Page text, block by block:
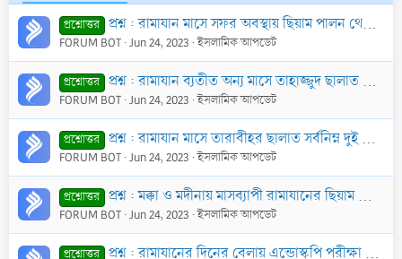
প্রশ্নোত্তর প্রশ্ন : রামাযান মাসে সফর অবস্থায় ছিয়াম পালন থেকে বিরত থাকা যরূরী কি?
FORUM BOT Jun 24, 2023 ইসলামিক আপডেট
প্রশ্নোত্তর প্রশ্ন : রামাযান ব্যতীত অন্য মাসে তাহাজ্জুদ ছালাত নিয়মিতভাবে জামা‘আতের সাথে আদায় করা যাবে কি?
FORUM BOT Jun 24, 2023 ইসলামিক আপডেট
প্রশ্নোত্তর প্রশ্ন : রামাযান মাসে তারাবীহর ছালাত সর্বনিম্ন দুই রাক‘আত পড়া যাবে কি?
FORUM BOT Jun 24, 2023 ইসলামিক আপডেট
প্রশ্নোত্তর প্রশ্ন : মক্কা ও মদীনায় মাসব্যাপী রামাযানের ছিয়াম পালন করার বিশেষ কোন ফযীলত আছে কি?
FORUM BOT Jun 24, 2023 ইসলামিক আপডেট
প্রশ্নোত্তর প্রশ্ন : রামাযানের দিনের বেলায় এন্ডোস্কপি পরীক্ষা করালে কি ছিয়াম ভঙ্গ হয়ে যাবে?